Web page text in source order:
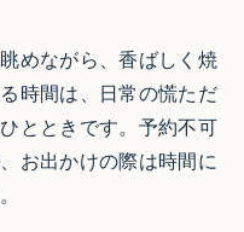
めながら、香ばしく焼
時間は、日常の慌ただ
とときです。予約不可
お出かけの際は時間に